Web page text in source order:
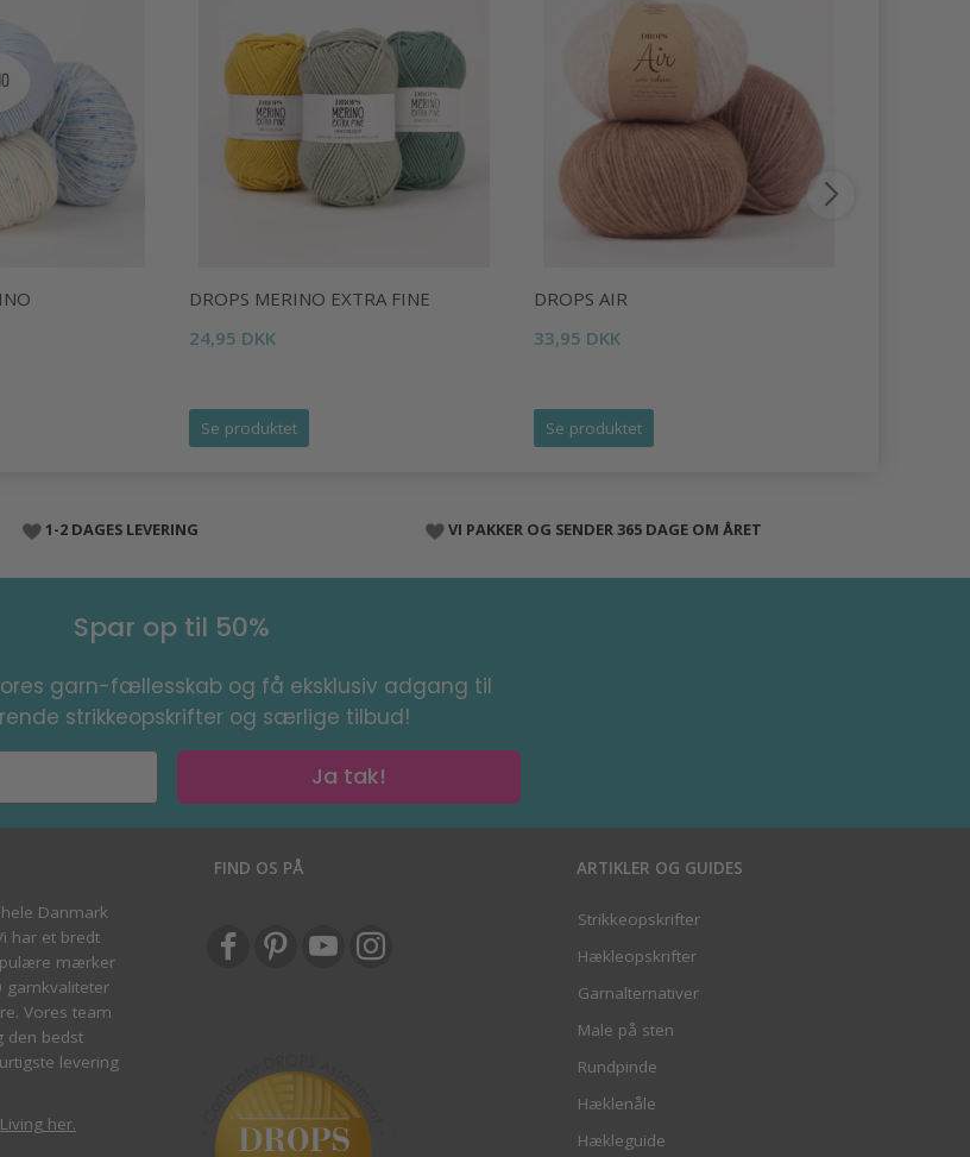
DROPS MERINO EXTRA FINE
24,95 DKK
Se produktet
DROPS AIR
33,95 DKK
Se produktet
1-2 DAGES LEVERING VI PAKKER OG SENDER 365 DAGE OM ÅRET
Spar op til 50%
garn-fællesskab og få eksklusiv adgang til
strikkeopskrifter og særlige tilbud!
Ja tak!
Danmark
har et bredt
mærker
Vores team
den bedst
levering
her.
FIND OS PÅ ARTIKLER OG GUIDES
Strikkeopskrifter
Hækleopskrifter
Garnalternativer
Male på sten
Rundpinde
Hæklenåle
Hækleguide